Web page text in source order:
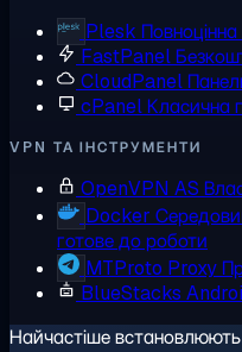
Plesk
FastPanel
CloudPanel
cPanelКласична
VPN ТА ІНСТРУМЕНТИ
OpenVPN AS
Docker
готове до роботи
MTProto Proxy
BlueStacks
Найчастіше встановлюють